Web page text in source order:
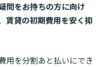
問をお持ちの方に向け
賃貸の初期費用を安く抑
用を分割あと払いにでき